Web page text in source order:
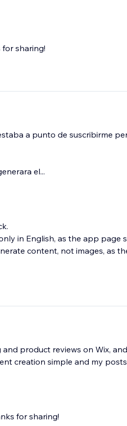
sharing!
a punto de suscribirme
el...
in English, as the app page
content, not images, as
product reviews on Wix,
creation simple and my
for sharing!